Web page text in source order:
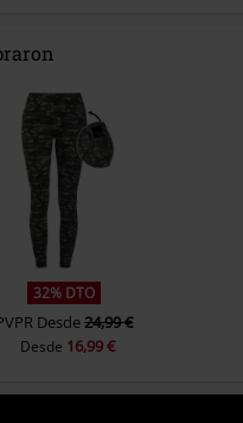
32% DTO
Desde24,99 €
Desde 16,99 €